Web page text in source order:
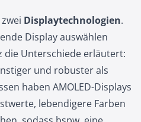
Displaytechnologien.
Display auswählen
die Unterschiede erläutert:
und robuster als
haben AMOLED-Displays
lebendigere Farben